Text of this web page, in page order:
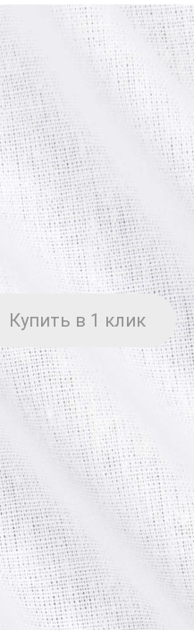
см,
Наличными
Банковский перевод
Online-оплата